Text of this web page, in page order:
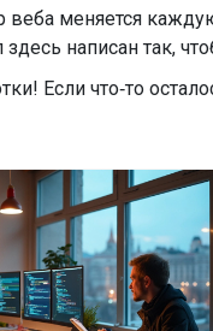
веба меняется
написан так,
Если что‑то